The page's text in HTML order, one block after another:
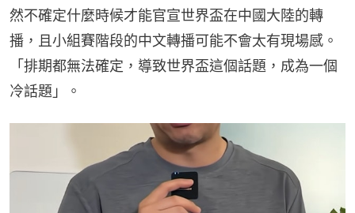
然不確定什麼時候才能官宣世界盃在中國大陸的轉
播，且小組賽階段的中文轉播可能不會太有現場感。
「排期都無法確定，導致世界盃這個話題，成為一個
冷話題」。